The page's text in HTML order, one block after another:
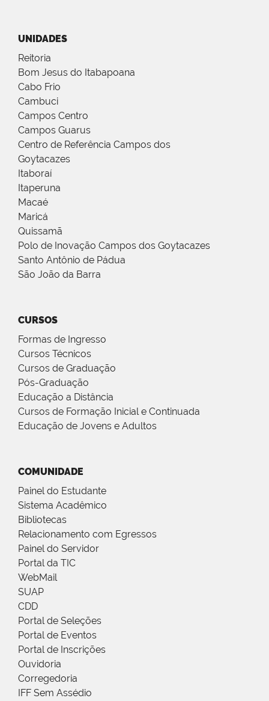
UNIDADES
Reitoria
Bom Jesus do Itabapoana
Cabo Frio
Cambuci
Campos Centro
Campos Guarus
Centro de Referência Campos dos
Goytacazes
Itaboraí
Itaperuna
Macaé
Maricá
Quissamã
Polo de Inovação Campos dos Goytacazes
Santo Antônio de Pádua
São João da Barra
CURSOS
Formas de Ingresso
Cursos Técnicos
Cursos de Graduação
Pós-Graduação
Educação a Distância
Cursos de Formação Inicial e Continuada
Educação de Jovens e Adultos
COMUNIDADE
Painel do Estudante
Sistema Acadêmico
Bibliotecas
Relacionamento com Egressos
Painel do Servidor
Portal da TIC
WebMail
SUAP
CDD
Portal de Seleções
Portal de Eventos
Portal de Inscrições
Ouvidoria
Corregedoria
IFF Sem Assédio